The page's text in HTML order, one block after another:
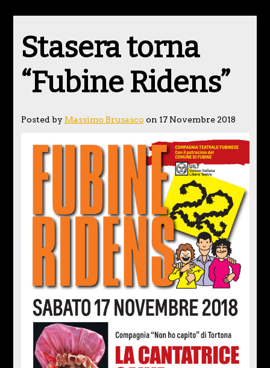
Stasera torna
“Fubine Ridens”
Posted by Massimo Brusasco on 17 Novembre 2018